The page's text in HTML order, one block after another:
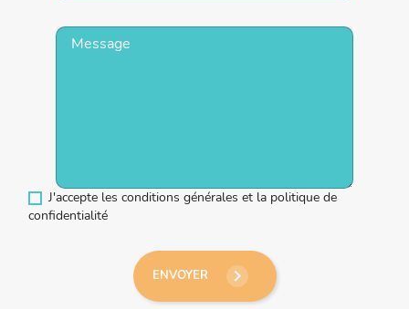
J'accepte les conditions générales et la politique de
confidentialité
ENVOYER keyboard_arrow_right